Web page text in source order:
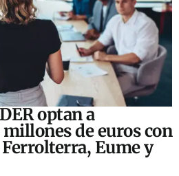
optan a
de euros con
Eume y